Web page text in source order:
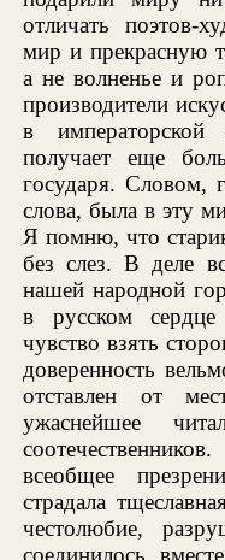
отличать поэтов-
мир и прекрасную
а не волненье и
производители
в
получает еще
государя. Словом,
слова, была в эту
Я помню, что
без слез. В деле
нашей народной
в русском сердце
чувство взять
доверенность
отставлен от
ужаснейшее
всеобщее
страдала
честолюбие,
соединилось